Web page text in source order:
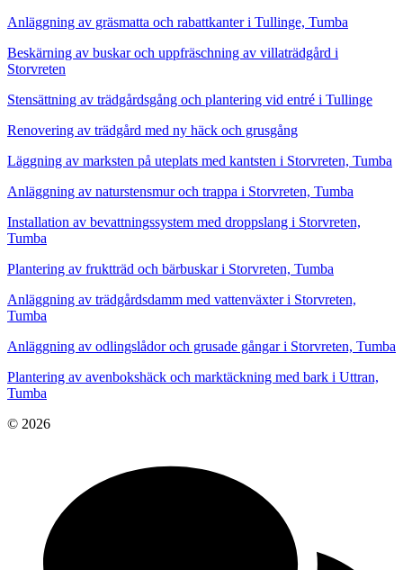
Anläggning av gräsmatta och rabattkanter i Tullinge, Tumba
Beskärning av buskar och uppfräschning av villaträdgård i
Storvreten
Stensättning av trädgårdsgång och plantering vid entré i Tullinge
Renovering av trädgård med ny häck och grusgång
Läggning av marksten på uteplats med kantsten i Storvreten, Tumba
Anläggning av naturstensmur och trappa i Storvreten, Tumba
Installation av bevattningssystem med droppslang i Storvreten,
Tumba
Plantering av fruktträd och bärbuskar i Storvreten, Tumba
Anläggning av trädgårdsdamm med vattenväxter i Storvreten,
Tumba
Anläggning av odlingslådor och grusade gångar i Storvreten, Tumba
Plantering av avenbokshäck och marktäckning med bark i Uttran,
Tumba
© 2026